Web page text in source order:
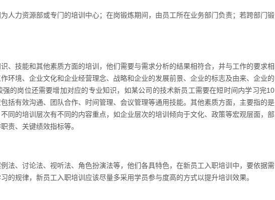
人力资源部或专门的培训中心；在岗锻炼期间，由员工所在业务部门负责；若跨部门锻
、技能和其他素质方面的培训，他们需要与需求分析的结果相符合，并与工作的要求相
环境、企业文化和企业经营理念、战略和企业的发展前景、企业的标志及由来、企业的
的岗位还需要增加对应的专业知识，如某公司的技术新员工需要在短时间内学习完10
括有效沟通、团队合作、时间管理、会议管理等通用技能。其他素质方面，主要指的是
同的培训层次有不同的内容重点，如企业层次的培训倾向于文化、政策等宏观层面，部
责、关键绩效指标等。
法、讨论法、视听法、角色扮演法等，他们各具特色，在新员工入职培训中，要依据需
的规律，新员工入职培训应该尽量多采用学员参与度高的方式以提升培训效果。